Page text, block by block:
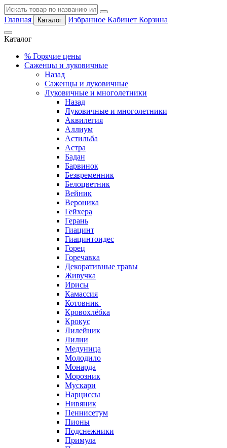
Главная Каталог Избранное Кабинет Корзина
Каталог
% Горячие цены
Саженцы и луковичные
Назад
Саженцы и луковичные
Луковичные и многолетники
Назад
Луковичные и многолетники
Аквилегия
Аллиум
Астильба
Астра
Бадан
Барвинок
Безвременник
Белоцветник
Вейник
Вероника
Гейхера
Герань
Гиацинт
Гиацинтоидес
Горец
Горечавка
Декоративные травы
Живучка
Ирисы
Камассия
Котовник
Кровохлёбка
Крокус
Лилейник
Лилии
Медуница
Молодило
Монарда
Морозник
Мускари
Нарциссы
Нивяник
Пеннисетум
Пионы
Подснежники
Примула